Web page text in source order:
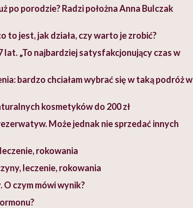
po porodzie? Radzi położna Anna Bulczak
to jest, jak działa, czy warto je zrobić?
lat. „To najbardziej satysfakcjonujący czas w
bardzo chciałam wybrać się w taką podróż w
kosmetyków do 200 zł
Może jednak nie sprzedać innych
rokowania
leczenie, rokowania
czym mówi wynik?